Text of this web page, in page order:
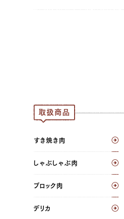
取扱商品
すき焼き肉
しゃぶしゃぶ肉
ブロック肉
デリカ